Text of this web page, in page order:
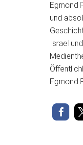
Egmond
und
Israel
Egmond